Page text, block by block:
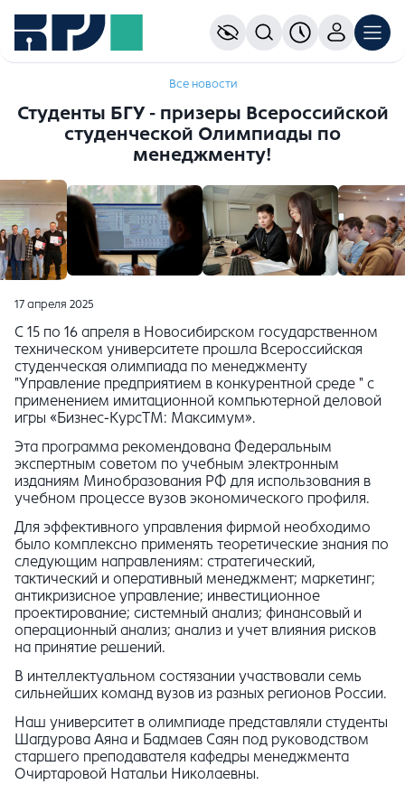
Все новости
Студенты БГУ - призеры Всероссийской
студенческой Олимпиады по
менеджменту!
17 апреля 2025
С 15 по 16 апреля в Новосибирском государственном
техническом университете прошла Всероссийская
студенческая олимпиада по менеджменту
"Управление предприятием в конкурентной среде " с
применением имитационной компьютерной деловой
игры «Бизнес-КурсТМ: Максимум».
Эта программа рекомендована Федеральным
экспертным советом по учебным электронным
изданиям Минобразования РФ для использования в
учебном процессе вузов экономического профиля.
Для эффективного управления фирмой необходимо
было комплексно применять теоретические знания по
следующим направлениям: стратегический,
тактический и оперативный менеджмент; маркетинг;
антикризисное управление; инвестиционное
проектирование; системный анализ; финансовый и
операционный анализ; анализ и учет влияния рисков
на принятие решений.
В интеллектуальном состязании участвовали семь
сильнейших команд вузов из разных регионов России.
Наш университет в олимпиаде представляли студенты
Шагдурова Аяна и Бадмаев Саян под руководством
старшего преподавателя кафедры менеджмента
Очиртаровой Натальи Николаевны.